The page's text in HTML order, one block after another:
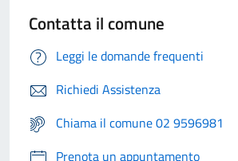
Contatta il comune
Leggi le domande frequenti
Richiedi Assistenza
Chiama il comune 02 9596981
Prenota un appuntamento